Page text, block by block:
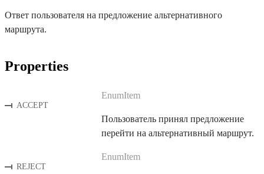
Ответ пользователя на предложение альтернативного
маршрута.
Properties
ACCEPT
EnumItem
Пользователь принял предложение
перейти на альтернативный маршрут.
REJECT
EnumItem